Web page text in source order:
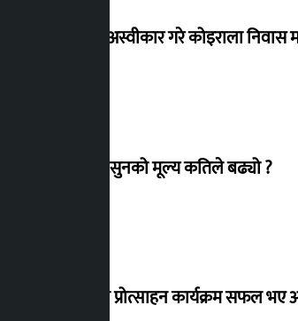
शेखरले अस्वीकार गरे कोइराला
शुक्रबार सुनको मूल्य कतिले बढ्यो ?
‘करदाता प्रोत्साहन कार्यक्रम सफल भए